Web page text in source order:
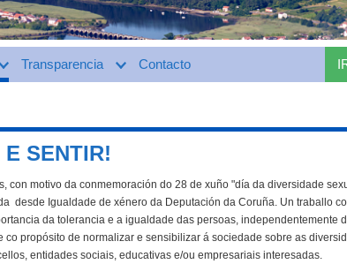
Transparencia Contacto
SENTIR!
con motivo da conmemoración do 28 de xuño "día da diversidade
desde Igualdade de xénero da Deputación da Coruña. Un traballo
da tolerancia e a igualdade das persoas, independentemente
propósito de normalizar e sensibilizar á sociedade sobre as
entidades sociais, educativas e/ou empresariais interesadas.